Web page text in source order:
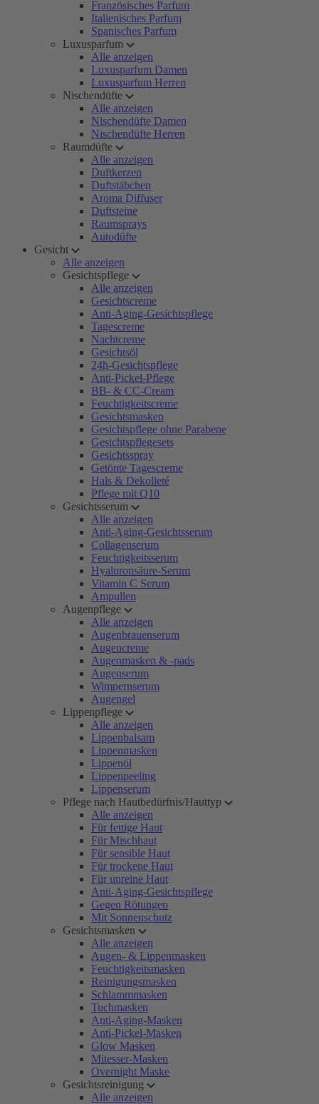
Französisches Parfum
Italienisches Parfum
Spanisches Parfum
Luxusparfum
Alle anzeigen
Luxusparfum Damen
Luxusparfum Herren
Nischendüfte
Alle anzeigen
Nischendüfte Damen
Nischendüfte Herren
Raumdüfte
Alle anzeigen
Duftkerzen
Duftstäbchen
Aroma Diffuser
Duftsteine
Raumsprays
Autodüfte
Gesicht
Alle anzeigen
Gesichtspflege
Alle anzeigen
Gesichtscreme
Anti-Aging-Gesichtspflege
Tagescreme
Nachtcreme
Gesichtsöl
24h-Gesichtspflege
Anti-Pickel-Pflege
BB- & CC-Cream
Feuchtigkeitscreme
Gesichtsmasken
Gesichtspflege ohne Parabene
Gesichtspflegesets
Gesichtsspray
Getönte Tagescreme
Hals & Dekolleté
Pflege mit Q10
Gesichtsserum
Alle anzeigen
Anti-Aging-Gesichtsserum
Collagenserum
Feuchtigkeitsserum
Hyaluronsäure-Serum
Vitamin C Serum
Ampullen
Augenpflege
Alle anzeigen
Augenbrauenserum
Augencreme
Augenmasken & -pads
Augenserum
Wimpernserum
Augengel
Lippenpflege
Alle anzeigen
Lippenbalsam
Lippenmasken
Lippenöl
Lippenpeeling
Lippenserum
Pflege nach Hautbedürfnis/Hauttyp
Alle anzeigen
Für fettige Haut
Für Mischhaut
Für sensible Haut
Für trockene Haut
Für unreine Haut
Anti-Aging-Gesichtspflege
Gegen Rötungen
Mit Sonnenschutz
Gesichtsmasken
Alle anzeigen
Augen- & Lippenmasken
Feuchtigkeitsmasken
Reinigungsmasken
Schlammmasken
Tuchmasken
Anti-Aging-Masken
Anti-Pickel-Masken
Glow Masken
Mitesser-Masken
Overnight Maske
Gesichtsreinigung
Alle anzeigen